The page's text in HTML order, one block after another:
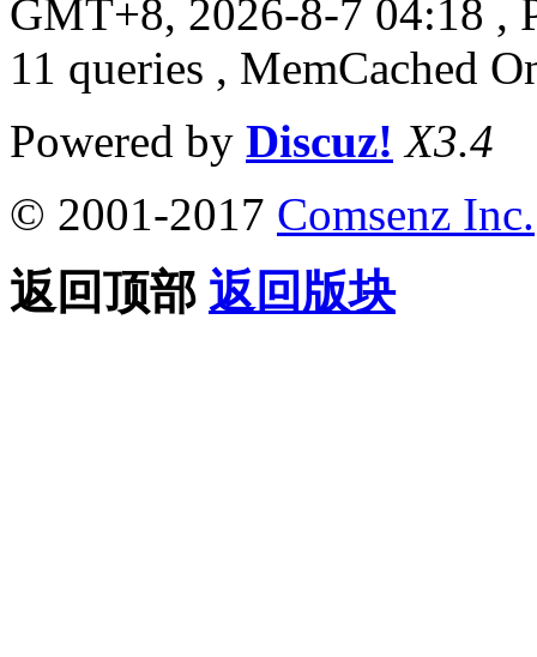
GMT+8, 2026-8-7 04:18 ,
11 queries , MemCached
Powered by Discuz! X3.4
© 2001-2017 Comsenz Inc.
返回顶部 返回版块